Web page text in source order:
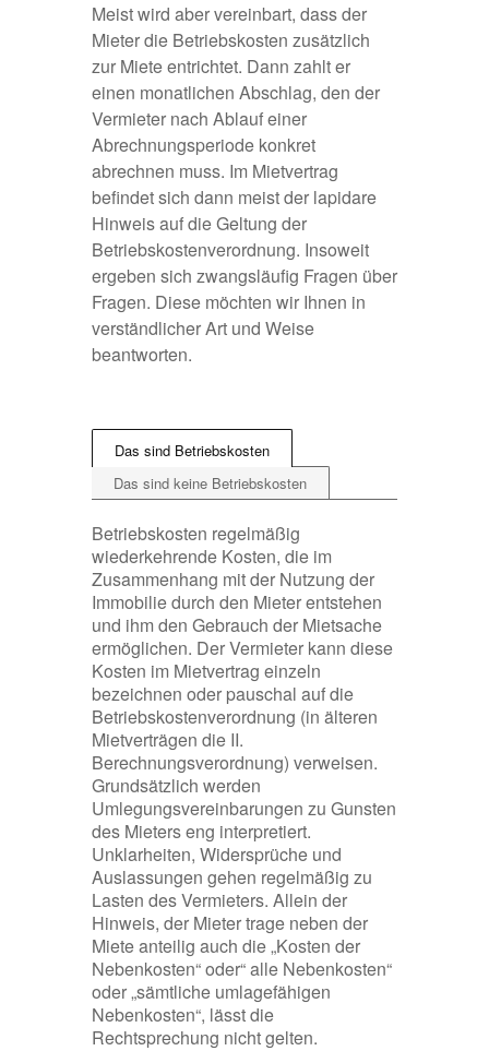
Meist wird aber vereinbart, dass der
Mieter die Betriebskosten zusätzlich
zur Miete entrichtet. Dann zahlt er
einen monatlichen Abschlag, den der
Vermieter nach Ablauf einer
Abrechnungsperiode konkret
abrechnen muss. Im Mietvertrag
befindet sich dann meist der lapidare
Hinweis auf die Geltung der
Betriebskostenverordnung. Insoweit
ergeben sich zwangsläufig Fragen über
Fragen. Diese möchten wir Ihnen in
verständlicher Art und Weise
beantworten.
Das sind Betriebskosten
Das sind keine Betriebskosten
Betriebskosten regelmäßig
wiederkehrende Kosten, die im
Zusammenhang mit der Nutzung der
Immobilie durch den Mieter entstehen
und ihm den Gebrauch der Mietsache
ermöglichen. Der Vermieter kann diese
Kosten im Mietvertrag einzeln
bezeichnen oder pauschal auf die
Betriebskostenverordnung (in älteren
Mietverträgen die II.
Berechnungsverordnung) verweisen.
Grundsätzlich werden
Umlegungsvereinbarungen zu Gunsten
des Mieters eng interpretiert.
Unklarheiten, Widersprüche und
Auslassungen gehen regelmäßig zu
Lasten des Vermieters. Allein der
Hinweis, der Mieter trage neben der
Miete anteilig auch die „Kosten der
Nebenkosten“ oder“ alle Nebenkosten“
oder „sämtliche umlagefähigen
Nebenkosten“, lässt die
Rechtsprechung nicht gelten.